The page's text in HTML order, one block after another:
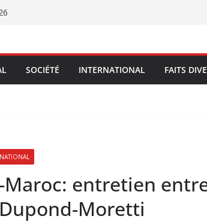
SOCIÉTÉ INTERNATIONAL FAITS
NATIONAL
Maroc: entretien
Moretti